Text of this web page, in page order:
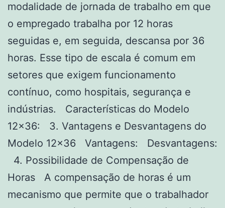
modalidade de jornada de trabalho em que
o empregado trabalha por 12 horas
seguidas e, em seguida, descansa por 36
horas. Esse tipo de escala é comum em
setores que exigem funcionamento
contínuo, como hospitais, segurança e
indústrias. Características do Modelo
12×36: 3. Vantagens e Desvantagens do
Modelo 12×36 Vantagens: Desvantagens:
4. Possibilidade de Compensação de
Horas A compensação de horas é um
mecanismo que permite que o trabalhador